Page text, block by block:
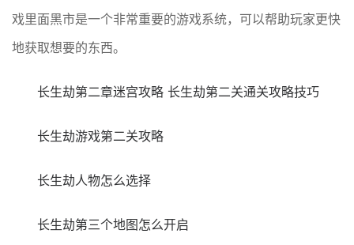
戏里面黑市是一个非常重要的游戏系统，可以帮助玩家更快
地获取想要的东西。
长生劫第二章迷宫攻略 长生劫第二关通关攻略技巧
长生劫游戏第二关攻略
长生劫人物怎么选择
长生劫第三个地图怎么开启